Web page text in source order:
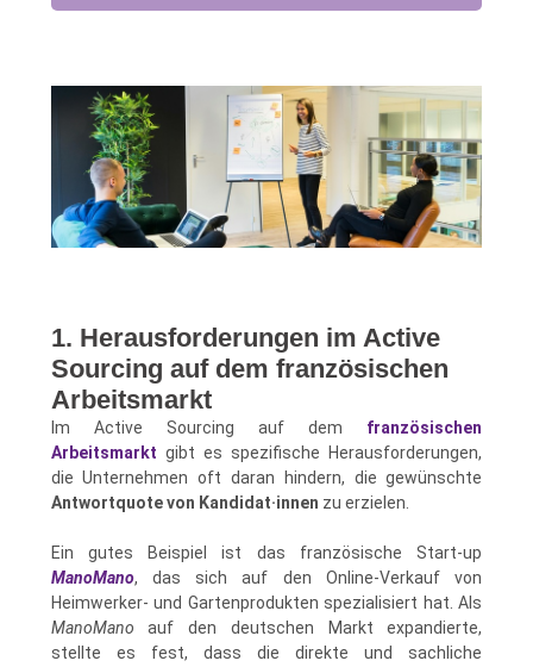
1. Herausforderungen im Active
Sourcing auf dem französischen
Arbeitsmarkt
Im Active Sourcing auf dem französischen
Arbeitsmarkt gibt es spezifische Herausforderungen,
die Unternehmen oft daran hindern, die gewünschte
Antwortquote von Kandidat·innen zu erzielen.
Ein gutes Beispiel ist das französische Start-up
ManoMano, das sich auf den Online-Verkauf von
Heimwerker- und Gartenprodukten spezialisiert hat. Als
ManoMano auf den deutschen Markt expandierte,
stellte es fest, dass die direkte und sachliche